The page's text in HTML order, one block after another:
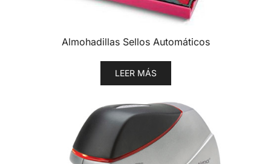
Almohadillas Sellos Automáticos
LEER MÁS